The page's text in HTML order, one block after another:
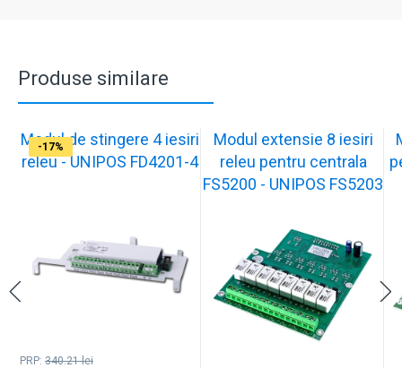
Produse similare
-17%
Modul de stingere 4 iesiri
releu - UNIPOS FD4201-4
PRP: 340.21lei
-17%
Modul extensie 8 iesiri
releu pentru centrala
FS5200 - UNIPOS FS5203
-17%
-17%